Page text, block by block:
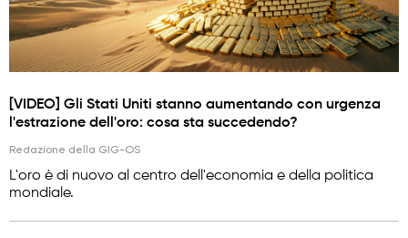
[VIDEO] Gli Stati Uniti stanno aumentando con urgenza
l'estrazione dell'oro: cosa sta succedendo?
Redazione della GIG-OS
L'oro è di nuovo al centro dell'economia e della politica
mondiale.